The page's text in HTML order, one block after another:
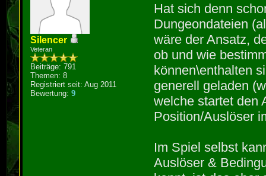
Silencer
Veteran
Beiträge: 791
Themen: 8
Registriert seit: Aug 2011
Bewertung:9
Hat sich denn
Dungeondateien
wäre der Ansatz,
ob und wie
können\enthalten
generell geladen
welche startet den
Position/Auslöser
Im Spiel selbst
Auslöser &